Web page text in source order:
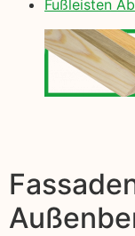
Fußleisten